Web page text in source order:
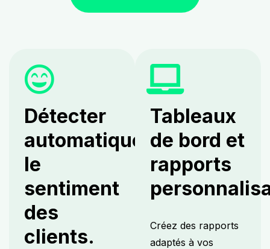
Détecter
automatiquement
le
sentiment
des
clients.
Tableaux
de bord et
rapports
Créez des rapports
adaptés à vos